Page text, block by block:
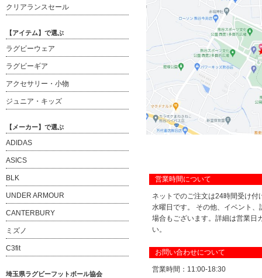
営業時間について
ネットでのご注文は24時間受け付
水曜日です。 その他、イベント
場合もございます。詳細は営業日
い。
お問い合わせについて
営業時間：11:00-18:30
クリアランスセール
【アイテム】で選ぶ
ラグビーウェア
ラグビーギア
アクセサリー・小物
ジュニア・キッズ
【メーカー】で選ぶ
ADIDAS
ASICS
BLK
UNDER ARMOUR
CANTERBURY
ミズノ
C3fit
埼玉県ラグビーフットボール協会